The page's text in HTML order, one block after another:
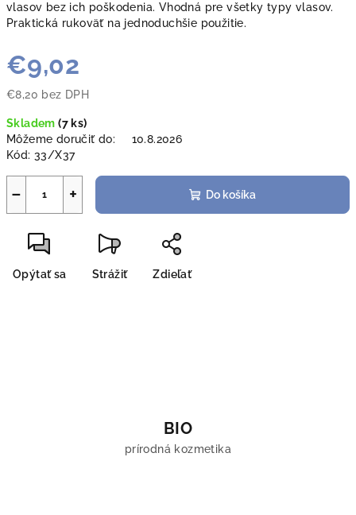
vlasov bez ich poškodenia. Vhodná pre všetky typy vlasov.
Praktická rukoväť na jednoduchšie použitie.
€9,02
€8,20 bez DPH
cena:
Skladem(7 ks)
Môžeme doručiť do:
10.8.2026
Kód: 33/X37
+
− Do košíka
Opýtať sa Strážiť Zdieľať
BIO
prírodná kozmetika